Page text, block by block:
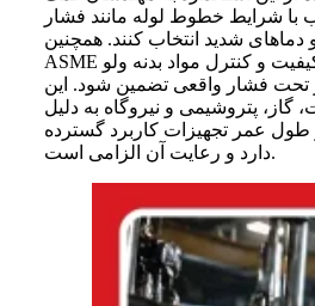
با شرایط خطوط لوله مانند فشار
دماهای شدید انتخاب کنند. همچنین
ASME شامل تست های کیفیت و کنترل مواد بدنه ولو
تحت فشار واقعی تضمین شود. این
گاز، پتروشیمی و نیروگاه به دلیل
طول عمر تجهیزات کاربرد گسترده
دارد و رعایت آن الزامی است.